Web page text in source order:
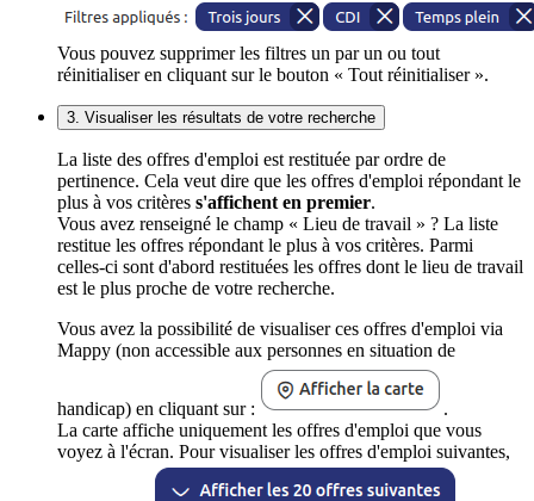
Vous pouvez supprimer les filtres un par un ou tout
réinitialiser en cliquant sur le bouton « Tout réinitialiser ».
3. Visualiser les résultats de votre recherche
La liste des offres d'emploi est restituée par ordre de
pertinence. Cela veut dire que les offres d'emploi répondant le
plus à vos critères s'affichent en premier.
Vous avez renseigné le champ « Lieu de travail » ? La liste
restitue les offres répondant le plus à vos critères. Parmi
celles-ci sont d'abord restituées les offres dont le lieu de travail
est le plus proche de votre recherche.
Vous avez la possibilité de visualiser ces offres d'emploi via
Mappy (non accessible aux personnes en situation de
handicap) en cliquant sur :
.
La carte affiche uniquement les offres d'emploi que vous
voyez à l'écran. Pour visualiser les offres d'emploi suivantes,